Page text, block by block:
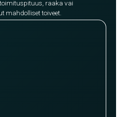
raaka vai
mahdolliset toiveet.